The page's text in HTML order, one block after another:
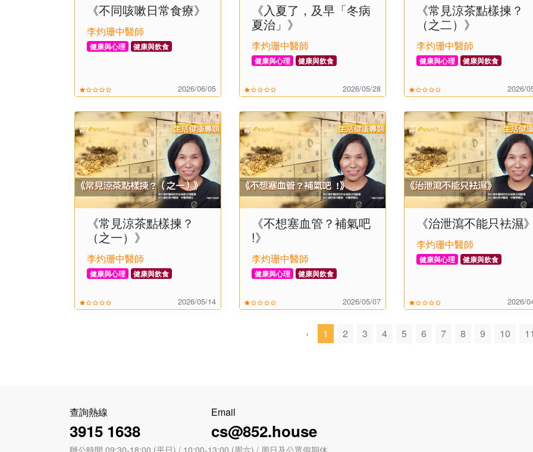
《不同咳嗽日常食療》
李灼珊中醫師
健康與心理 健康與飲食
2026/06/05
《入夏了，及早「冬病
夏治」》
李灼珊中醫師
健康與心理 健康與飲食
2026/05/28
《常見涼茶點樣揀？
（之二）》
李灼珊中醫師
健康與心理 健康與飲食
2026/
《常見涼茶點樣揀？
（之一）》
李灼珊中醫師
健康與心理 健康與飲食
2026/05/14
《不想塞血管？補氣吧
!》
李灼珊中醫師
健康與心理 健康與飲食
2026/05/07
《治泄瀉不能只袪濕
李灼珊中醫師
健康與心理 健康與飲食
2026/
‹ 1 2 3 4 5 6 7 8 9 10
查詢熱線
3915 1638
Email
cs@852.house
辦公時間 09:30-18:00 (平日) / 10:00-13:00 (周六) / 周日及公眾假期休